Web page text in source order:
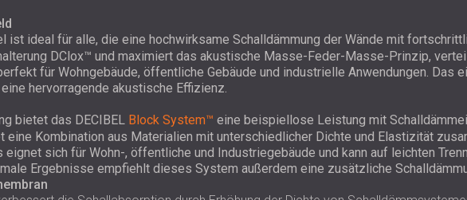
ist ideal für alle, die eine hochwirksame Schalldämmung der Wände mit
DClox™ und maximiert das akustische Masse-Feder-Masse-Prinzip,
für Wohngebäude, öffentliche Gebäude und industrielle Anwendungen.
hervorragende akustische Effizienz.
bietet das DECIBEL Block System™ eine beispiellose Leistung mit
Kombination aus Materialien mit unterschiedlicher Dichte und Elastizität
eignet sich für Wohn-, öffentliche und Industriegebäude und kann auf leichten
Ergebnisse empfiehlt dieses System außerdem eine zusätzliche